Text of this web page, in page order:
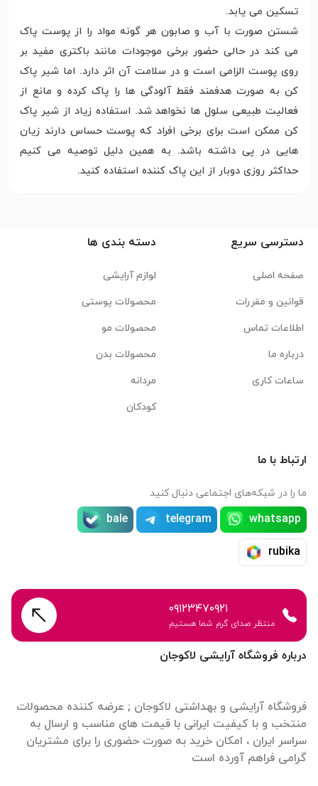
تسکین می یابد.
شستن صورت با آب و صابون هر گونه مواد را از پوست پاک
می کند در حالی حضور برخی موجودات مانند باکتری مفید بر
روی پوست الزامی است و در سلامت آن اثر دارد. اما شیر پاک
کن به صورت هدفمند فقط آلودگی ها را پاک کرده و مانع از
فعالیت طبیعی سلول ها نخواهد شد. استفاده زیاد از شیر پاک
کن ممکن است برای برخی افراد که پوست حساس دارند زیان
هایی در پی داشته باشد. به همین دلیل توصیه می کنیم
حداکثر روزی دوبار از این پاک کننده استفاده کنید.
درباره فروشگاه آرایشی لاکوجان
فروشگاه آرایشی و بهداشتی لاکوجان ; عرضه کننده محصولات
منتخب و با کیفیت ایرانی با قیمت های مناسب و ارسال به
سراسر ایران ، امکان خرید به صورت حضوری را برای مشتریان
گرامی فراهم آورده است
دسترسی سریع
صفحه اصلی
قوانین و مقررات
اطلاعات تماس
درباره ما
ساعات کاری
دسته بندی ها
لوازم آرایشی
محصولات پوستی
محصولات مو
محصولات بدن
مردانه
کودکان
ارتباط با ما
ما را در شبکه‌های اجتماعی دنبال کنید
whatsapp
telegram
bale
rubika
۰۹۱۲۳۴۷۰۹۲۱
منتظر صدای گرم شما هستیم